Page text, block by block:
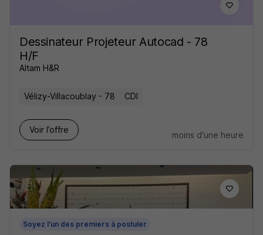
Dessinateur Projeteur Autocad - 78
H/F
Altam H&R
Vélizy-Villacoublay - 78 CDI
Voir l’offre
moins d'une heure
Soyez l'un des premiers à postuler